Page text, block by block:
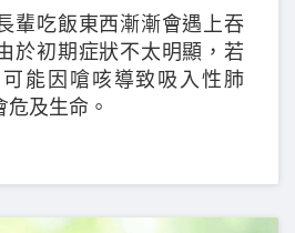
輩吃飯東西漸漸會遇上吞
於初期症狀不太明顯，若
能因嗆咳導致吸入性肺
及生命。